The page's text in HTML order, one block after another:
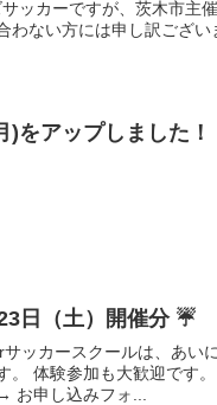
ッカーですが、茨木市主
わない方には申し訳ござ
アップしました！
日（土）開催分 ☔️
ッカースクールは、あい
。 体験参加も大歓迎です
申し込みフォ...